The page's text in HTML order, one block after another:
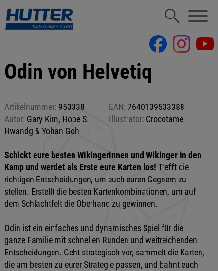
Odin von Helvetiq
Artikelnummer: 953338 EAN: 7640139533388
Autor: Gary Kim, Hope S.
Hwandg & Yohan Goh
Illustrator: Crocotame
Schickt eure besten Wikingerinnen und Wikinger in den
Kamp und werdet als Erste eure Karten los! Trefft die
richtigen Entscheidungen, um euch euren Gegnern zu
stellen. Erstellt die besten Kartenkombinationen, um auf
dem Schlachtfelt die Oberhand zu gewinnen.
Odin ist ein einfaches und dynamisches Spiel für die
ganze Familie mit schnellen Runden und weitreichenden
Entscheidungen. Geht strategisch vor, sammelt die Karten,
die am besten zu eurer Strategie passen, und bahnt euch